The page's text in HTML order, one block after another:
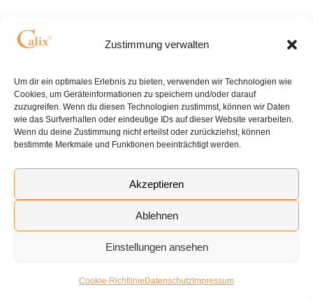
Zustimmung verwalten
Um dir ein optimales Erlebnis zu bieten, verwenden wir Technologien wie
Cookies, um Geräteinformationen zu speichern und/oder darauf
zuzugreifen. Wenn du diesen Technologien zustimmst, können wir Daten
wie das Surfverhalten oder eindeutige IDs auf dieser Website verarbeiten.
Wenn du deine Zustimmung nicht erteilst oder zurückziehst, können
bestimmte Merkmale und Funktionen beeinträchtigt werden.
Akzeptieren
Ablehnen
Einstellungen ansehen
Cookie-Richtlinie Datenschutz Impressum